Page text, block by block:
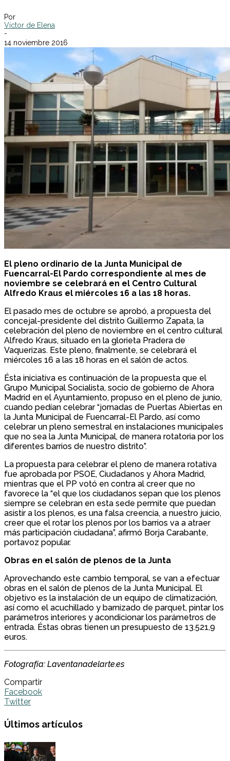
Por
Víctor de Elena
-
14 noviembre 2016
El pleno ordinario de la Junta Municipal de
Fuencarral-El Pardo correspondiente al mes de
noviembre se celebrará en el Centro Cultural
Alfredo Kraus el miércoles 16 a las 18 horas.
El pasado mes de octubre se aprobó, a propuesta del
concejal-presidente del distrito Guillermo Zapata, la
celebración del pleno de noviembre en el centro cultural
Alfredo Kraus, situado en la glorieta Pradera de
Vaquerizas. Este pleno, finalmente, se celebrará el
miércoles 16 a las 18 horas en el salón de actos.
Ésta iniciativa es continuación de la propuesta que el
Grupo Municipal Socialista, socio de gobierno de Ahora
Madrid en el Ayuntamiento, propuso en el pleno de junio,
cuando pedían celebrar “jornadas de Puertas Abiertas en
la Junta Municipal de Fuencarral-El Pardo, así como
celebrar un pleno semestral en instalaciones municipales
que no sea la Junta Municipal, de manera rotatoria por los
diferentes barrios de nuestro distrito”.
La propuesta para celebrar el pleno de manera rotativa
fue aprobada por PSOE, Ciudadanos y Ahora Madrid,
mientras que el PP votó en contra al creer que no
favorece la “el que los ciudadanos sepan que los plenos
siempre se celebran en esta sede permite que puedan
asistir a los plenos, es una falsa creencia, a nuestro juicio,
creer que el rotar los plenos por los barrios va a atraer
más participación ciudadana”, afirmó Borja Carabante,
portavoz popular.
Obras en el salón de plenos de la Junta
Aprovechando este cambio temporal, se van a efectuar
obras en el salón de plenos de la Junta Municipal. El
objetivo es la instalación de un equipo de climatización,
así como el acuchillado y barnizado de parquet, pintar los
parámetros interiores y acondicionar los parámetros de
entrada. Éstas obras tienen un presupuesto de 13.521,9
euros.
Fotografía: Laventanadelarte.es
Compartir
Facebook
Twitter
Últimos artículos